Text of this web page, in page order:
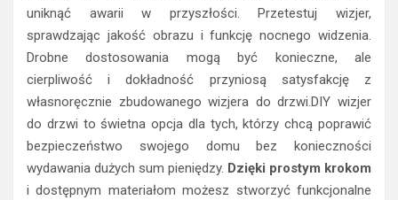
uniknąć awarii w przyszłości. Przetestuj wizjer,
sprawdzając jakość obrazu i funkcję nocnego widzenia.
Drobne dostosowania mogą być konieczne, ale
cierpliwość i dokładność przyniosą satysfakcję z
własnoręcznie zbudowanego wizjera do drzwi.DIY wizjer
do drzwi to świetna opcja dla tych, którzy chcą poprawić
bezpieczeństwo swojego domu bez konieczności
wydawania dużych sum pieniędzy. Dzięki prostym krokom
i dostępnym materiałom możesz stworzyć funkcjonalne